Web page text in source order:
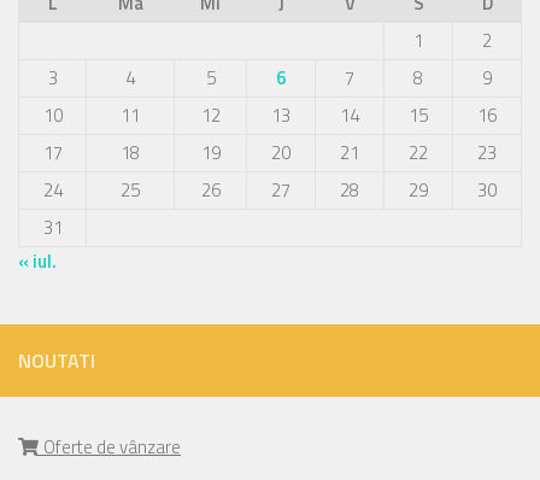
1
2
3
4 5 6 7 8
9
10
11 12 13 14 15
16
17
18 19 20 21 22
23
24
25 26 27 28 29
30
31
« iul.
NOUTATI
Oferte de vânzare